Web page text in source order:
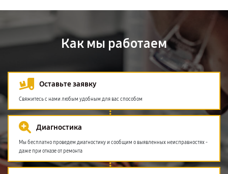
Как мы работаем
Оставьте заявку
Свяжитесь с нами любым удобным для вас способом
Диагностика
Мы бесплатно проведем диагностику и сообщим о выявленных неисправностях -
даже при отказе от ремонта